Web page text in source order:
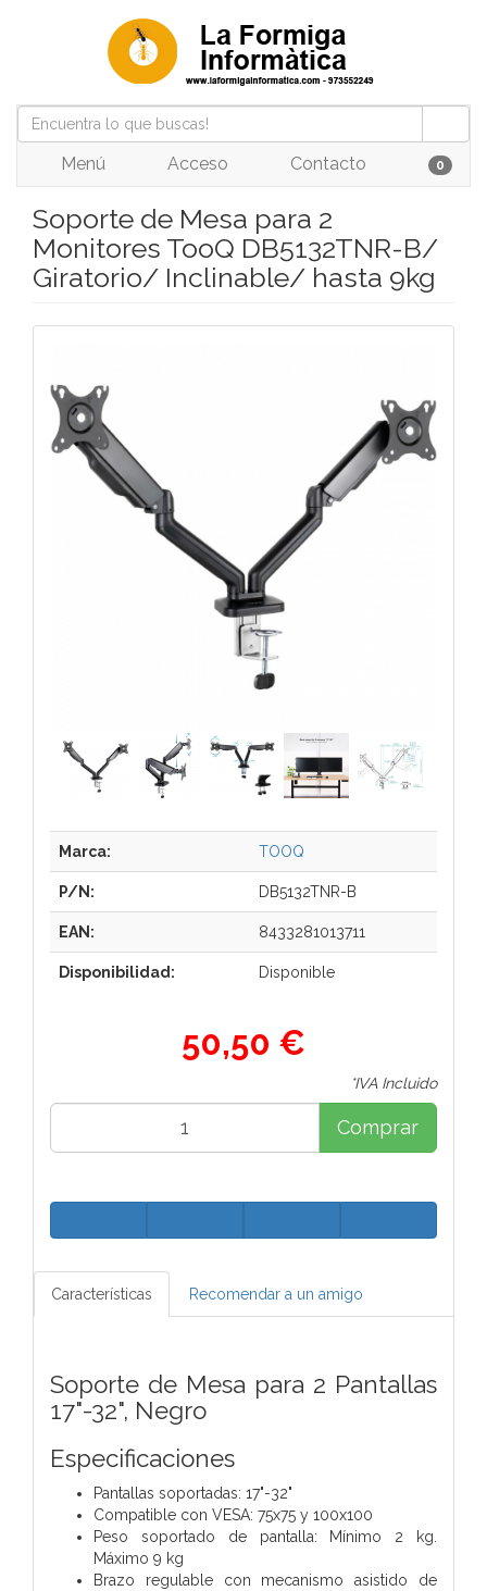
Menú Acceso Contacto 0
Soporte de Mesa para 2
Monitores TooQ DB5132TNR-B/
Giratorio/ Inclinable/ hasta 9kg
Marca: TOOQ
P/N: DB5132TNR-B
EAN: 8433281013711
Disponibilidad: Disponible
50,50 €
*IVA Incluido
Comprar
Características Recomendar a un amigo
Soporte de Mesa para 2 Pantallas
17"-32", Negro
Especificaciones
Pantallas soportadas: 17"-32"
Compatible con VESA: 75x75 y 100x100
Peso soportado de pantalla: Mínimo 2 kg.
Máximo 9 kg
Brazo regulable con mecanismo asistido de